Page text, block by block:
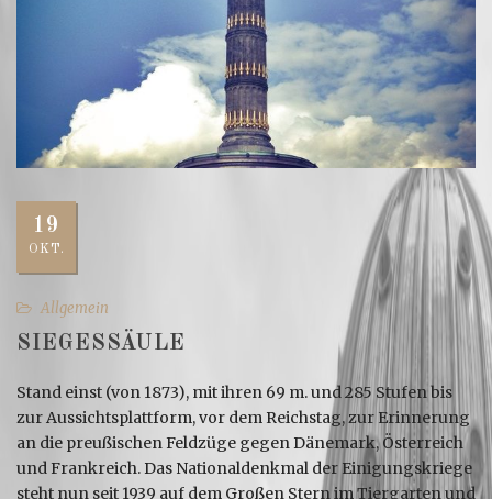
19
OKT.
Allgemein
SIEGESSÄULE
Stand einst (von 1873), mit ihren 69 m. und 285 Stufen bis
zur Aussichtsplattform, vor dem Reichstag, zur Erinnerung
an die preußischen Feldzüge gegen Dänemark, Österreich
und Frankreich. Das Nationaldenkmal der Einigungskriege
steht nun seit 1939 auf dem Großen Stern im Tiergarten und